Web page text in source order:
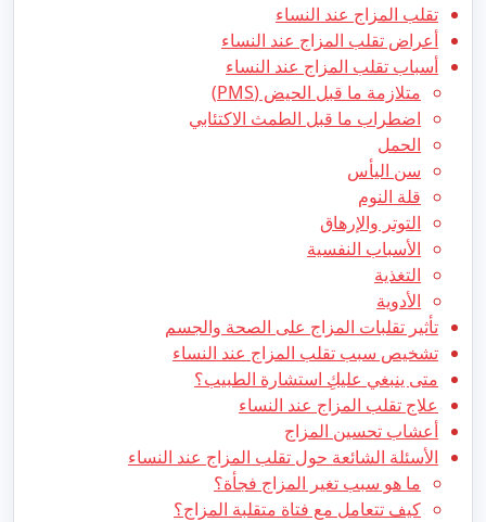
تقلب المزاج عند النساء
أعراض تقلب المزاج عند النساء
أسباب تقلب المزاج عند النساء
متلازمة ما قبل الحيض (PMS)
اضطراب ما قبل الطمث الاكتئابي
الحمل
سن اليأس
قلة النوم
التوتر والإرهاق
الأسباب النفسية
التغذية
الأدوية
تأثير تقلبات المزاج على الصحة والجسم
تشخيص سبب تقلب المزاج عند النساء
متى ينبغي عليكِ استشارة الطبيب؟
علاج تقلب المزاج عند النساء
أعشاب تحسين المزاج
الأسئلة الشائعة حول تقلب المزاج عند النساء
ما هو سبب تغير المزاج فجأة؟
كيف تتعامل مع فتاة متقلبة المزاج؟